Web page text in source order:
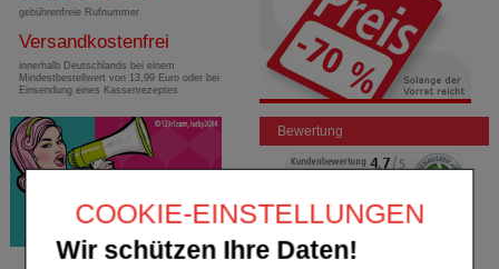
COOKIE-EINSTELLUNGEN
Wir schützen Ihre Daten!
gebührenfreie Rufnummer
Versandkostenfrei
innerhalb Deutschlands bei einem
Mindestbestellwert von 13,99 Euro oder bei
Einsendung eines Kassenrezeptes
Bewertung